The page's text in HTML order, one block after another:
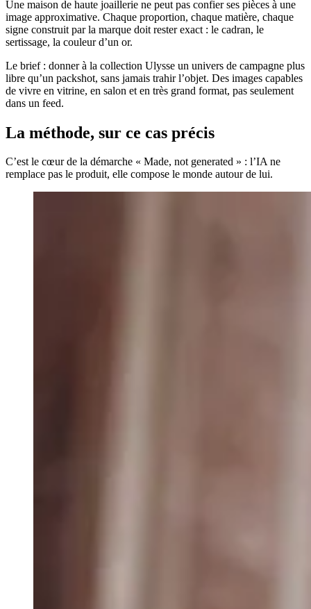
Une maison de haute joaillerie ne peut pas confier ses pièces à une
image approximative. Chaque proportion, chaque matière, chaque
signe construit par la marque doit rester exact : le cadran, le
sertissage, la couleur d’un or.
Le brief : donner à la collection Ulysse un univers de campagne plus
libre qu’un packshot, sans jamais trahir l’objet. Des images capables
de vivre en vitrine, en salon et en très grand format, pas seulement
dans un feed.
La méthode, sur ce cas précis
C’est le cœur de la démarche « Made, not generated » : l’IA ne
remplace pas le produit, elle compose le monde autour de lui.